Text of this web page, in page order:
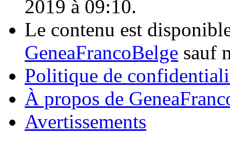
2019 à 09:10.
Le contenu est
GeneaFrancoBelge sauf
Politique de
À propos de
Avertissements